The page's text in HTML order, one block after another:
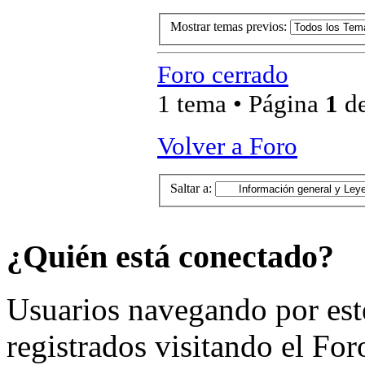
Mostrar temas previos:
Foro cerrado
1 tema • Página 1
Volver a Foro
Saltar a:
¿Quién está conectado?
Usuarios navegando por
registrados visitando el